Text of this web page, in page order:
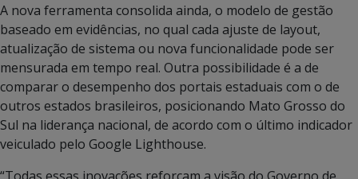
A nova ferramenta consolida ainda, o modelo de gestão
baseado em evidências, no qual cada ajuste de layout,
atualização de sistema ou nova funcionalidade pode ser
mensurada em tempo real. Outra possibilidade é a de
comparar o desempenho dos portais estaduais com o de
outros estados brasileiros, posicionando Mato Grosso do
Sul na liderança nacional, de acordo com o último indicador
veiculado pelo Google Lighthouse.
“Todas essas inovações reforçam a visão do Governo de